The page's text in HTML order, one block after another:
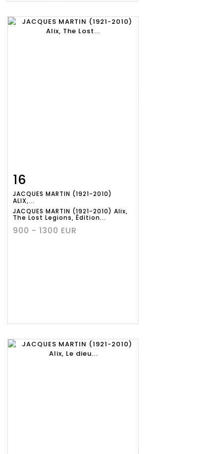
Item detail
16
JACQUES MARTIN (1921-2010)
ALIX,...
JACQUES MARTIN (1921-2010) Alix,
The Lost Legions, Édition...
900 - 1300 EUR